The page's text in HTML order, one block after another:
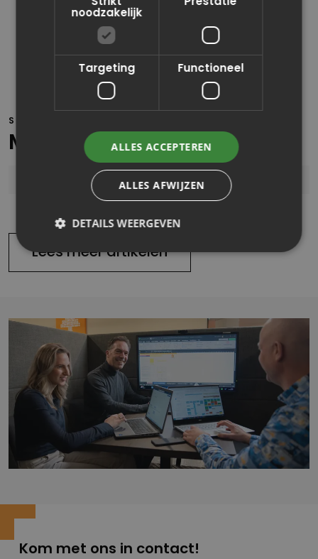
Kristy Dekkers
Accountmanager
STUUR EEN BERICHT!
Meer weten?
Lees meer artikelen
Kom met ons in contact!
noodzakelijk
Targeting Functioneel
ALLES ACCEPTEREN
ALLES AFWIJZEN
DETAILS WEERGEVEN